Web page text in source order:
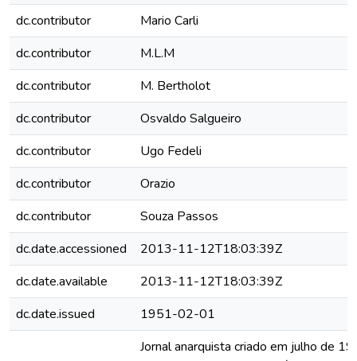
dc.contributor
Mario Carli
dc.contributor
M.L.M
dc.contributor
M. Bertholot
dc.contributor
Osvaldo Salgueiro
dc.contributor
Ugo Fedeli
dc.contributor
Orazio
dc.contributor
Souza Passos
dc.date.accessioned
2013-11-12T18:03:39Z
dc.date.available
2013-11-12T18:03:39Z
dc.date.issued
1951-02-01
Jornal anarquista criado em julho de